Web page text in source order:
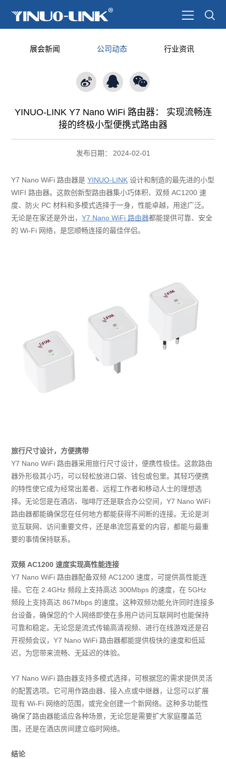
展会新闻 公司动态 行业资讯
YINUO-LINK Y7 Nano WiFi 路由器： 实现流畅连
接的终极小型便携式路由器
发布日期： 2024-02-01
Y7 Nano WiFi 路由器是YINUO-LINK 设计和制造的最先进的小型
WIFI 路由器。这款创新型路由器集小巧体积、双频 AC1200 速
度、防火 PC 材料和多模式选择于一身，性能卓越，用途广泛。
无论是在家还是外出，Y7 Nano WiFi 路由器都能提供可靠、安全
的 Wi-Fi 网络，是您顺畅连接的最佳伴侣。
旅行尺寸设计，方便携带
Y7 Nano WiFi 路由器采用旅行尺寸设计，便携性极佳。这款路由
器外形极其小巧，可以轻松放进口袋、钱包或包里。其轻巧便携
的特性使它成为经常出差者、远程工作者和移动人士的理想选
择。无论您是在酒店、咖啡厅还是联合办公空间，Y7 Nano WiFi
路由器都能确保您在任何地方都能获得不间断的连接。无论是浏
览互联网、访问重要文件，还是串流您喜爱的内容，都能与最重
要的事情保持联系。
双频 AC1200 速度实现高性能连接
Y7 Nano WiFi 路由器配备双频 AC1200 速度，可提供高性能连
接。它在 2.4GHz 频段上支持高达 300Mbps 的速度，在 5GHz
频段上支持高达 867Mbps 的速度。这种双频功能允许同时连接多
台设备，确保您的个人网络即使在多用户访问互联网时也能保持
可靠和稳定。无论您是流式传输高清视频、进行在线游戏还是召
开视频会议，Y7 Nano WiFi 路由器都能提供极快的速度和低延
迟，为您带来流畅、无延迟的体验。
Y7 Nano WiFi 路由器支持多模式选择，可根据您的需求提供灵活
的配置选项。它可用作路由器、接入点或中继器，让您可以扩展
现有 Wi-Fi 网络的范围，或完全创建一个新网络。这种多功能性
确保了路由器能适应各种场景，无论您是需要扩大家庭覆盖范
围，还是在酒店房间建立临时网络。
结论